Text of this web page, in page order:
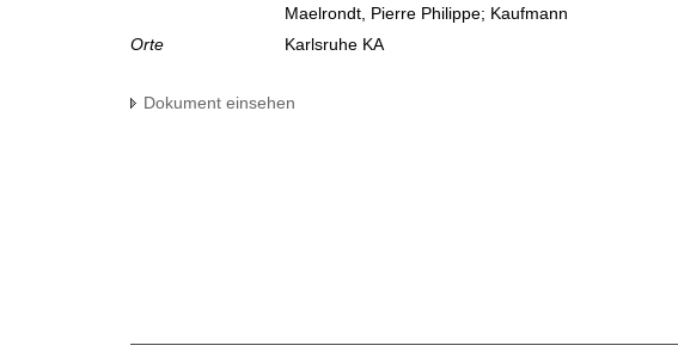
Maelrondt, Pierre Philippe; Kaufmann
Orte
Karlsruhe KA
Dokument einsehen